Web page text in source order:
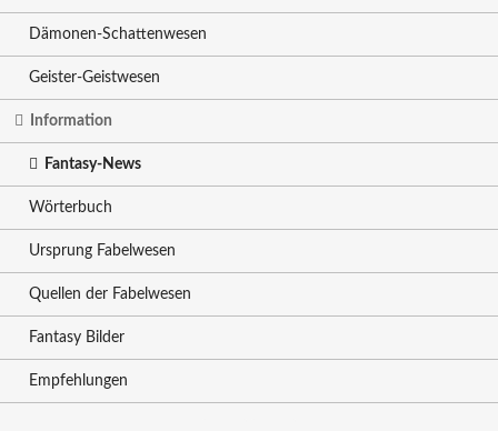
Dämonen-Schattenwesen
Geister-Geistwesen
Information
Fantasy-News
Wörterbuch
Ursprung Fabelwesen
Quellen der Fabelwesen
Fantasy Bilder
Empfehlungen